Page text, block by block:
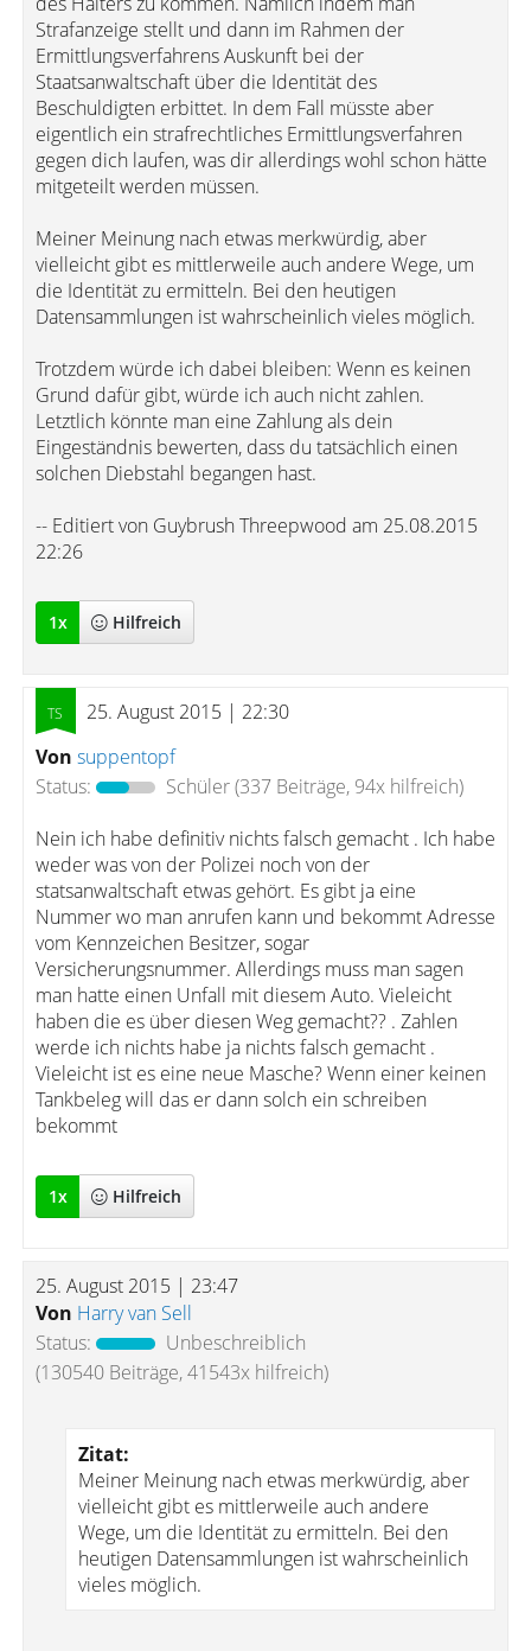
Strafanzeige stellt und dann im Rahmen der
Ermittlungsverfahrens Auskunft bei der
Staatsanwaltschaft über die Identität des
Beschuldigten erbittet. In dem Fall müsste aber
eigentlich ein strafrechtliches Ermittlungsverfahren
gegen dich laufen, was dir allerdings wohl schon hätte
mitgeteilt werden müssen.
Meiner Meinung nach etwas merkwürdig, aber
vielleicht gibt es mittlerweile auch andere Wege, um
die Identität zu ermitteln. Bei den heutigen
Datensammlungen ist wahrscheinlich vieles möglich.
Trotzdem würde ich dabei bleiben: Wenn es keinen
Grund dafür gibt, würde ich auch nicht zahlen.
Letztlich könnte man eine Zahlung als dein
Eingeständnis bewerten, dass du tatsächlich einen
solchen Diebstahl begangen hast.
-- Editiert von Guybrush Threepwood am 25.08.2015
22:26
1x Hilfreich
25. August 2015 | 22:30
Von suppentopf
Status:
Schüler(337 Beiträge, 94x hilfreich)
Nein ich habe definitiv nichts falsch gemacht . Ich habe
weder was von der Polizei noch von der
statsanwaltschaft etwas gehört. Es gibt ja eine
Nummer wo man anrufen kann und bekommt Adresse
vom Kennzeichen Besitzer, sogar
Versicherungsnummer. Allerdings muss man sagen
man hatte einen Unfall mit diesem Auto. Vieleicht
haben die es über diesen Weg gemacht?? . Zahlen
werde ich nichts habe ja nichts falsch gemacht .
Vieleicht ist es eine neue Masche? Wenn einer keinen
Tankbeleg will das er dann solch ein schreiben
bekommt
1x Hilfreich
25. August 2015 | 23:47
Von Harry van Sell
Status:
Unbeschreiblich
(130540 Beiträge, 41543x hilfreich)
Zitat:
Meiner Meinung nach etwas merkwürdig, aber
vielleicht gibt es mittlerweile auch andere
Wege, um die Identität zu ermitteln. Bei den
heutigen Datensammlungen ist wahrscheinlich
vieles möglich.